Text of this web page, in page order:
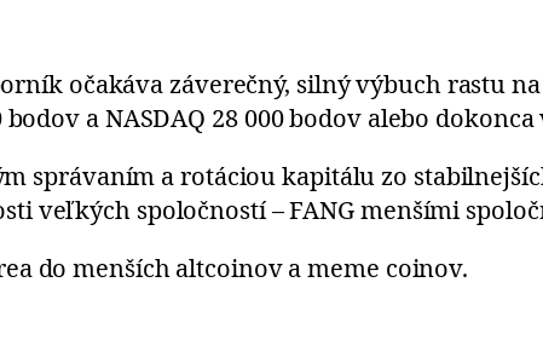
očakáva záverečný, silný výbuch rastu
a NASDAQ 28 000 bodov alebo dokonca
správaním a rotáciou kapitálu zo
veľkých spoločností – FANG menšími
do menších altcoinov a meme coinov.